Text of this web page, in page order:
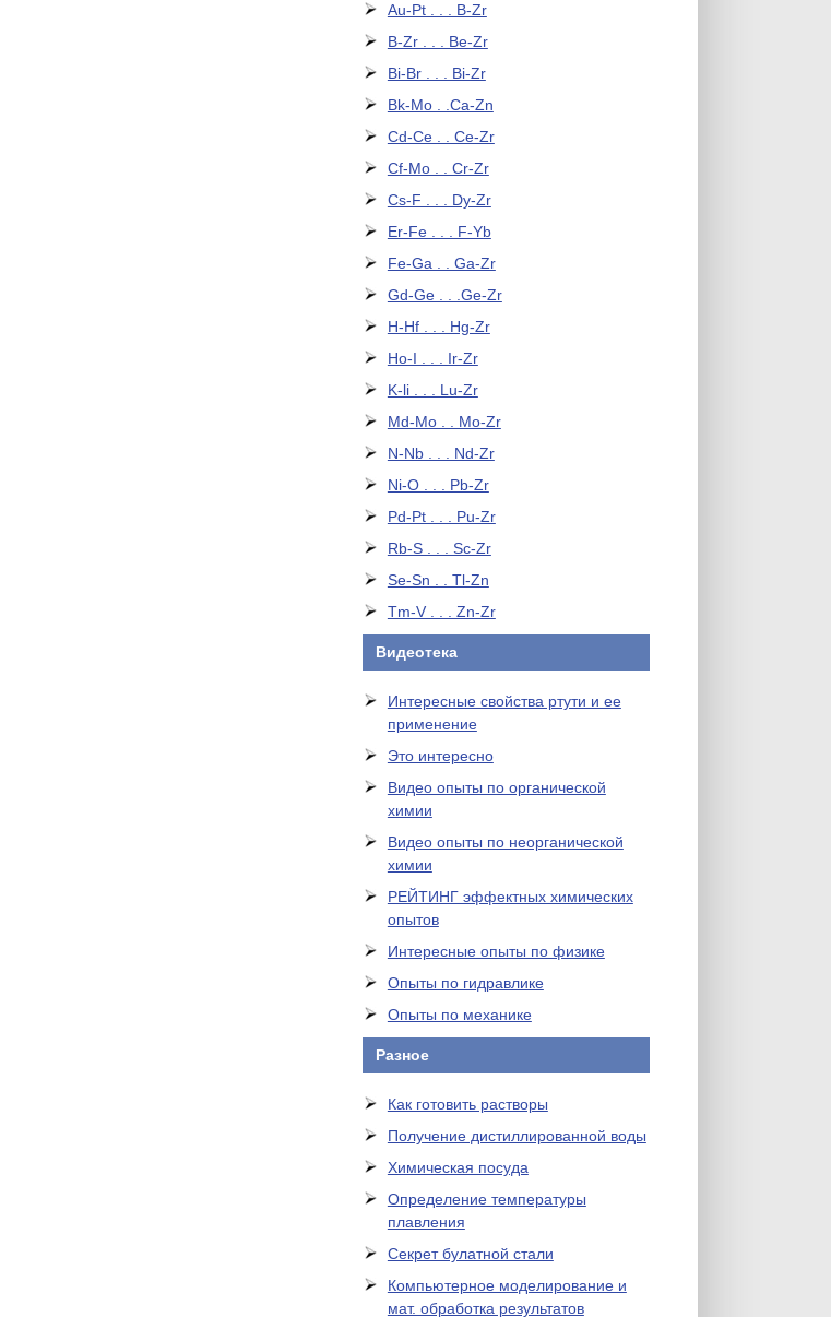
Au-Pt . . . B-Zr
B-Zr . . . Be-Zr
Bi-Br . . . Bi-Zr
Bk-Mo . .Ca-Zn
Cd-Ce . . Ce-Zr
Cf-Mo . . Cr-Zr
Cs-F . . . Dy-Zr
Er-Fe . . . F-Yb
Fe-Ga . . Ga-Zr
Gd-Ge . . .Ge-Zr
H-Hf . . . Hg-Zr
Ho-I . . . Ir-Zr
K-li . . . Lu-Zr
Md-Mo . . Mo-Zr
N-Nb . . . Nd-Zr
Ni-O . . . Pb-Zr
Pd-Pt . . . Pu-Zr
Rb-S . . . Sc-Zr
Se-Sn . . Tl-Zn
Tm-V . . . Zn-Zr
Видеотека
Интересные свойства ртути и ее
применение
Это интересно
Видео опыты по органической
химии
Видео опыты по неорганической
химии
РЕЙТИНГ эффектных химических
опытов
Интересные опыты по физике
Опыты по гидравлике
Опыты по механике
Разное
Как готовить растворы
Получение дистиллированной воды
Химическая посуда
Определение температуры
плавления
Секрет булатной стали
Компьютерное моделирование и
мат. обработка результатов